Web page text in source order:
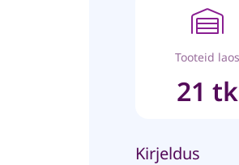
Tooteid laos
21 tk
Kirjeldus